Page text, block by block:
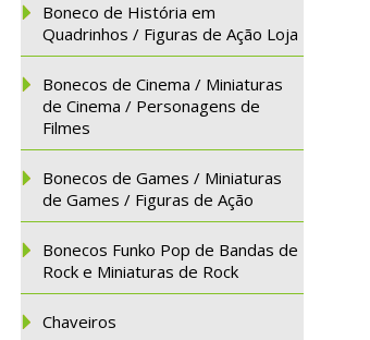
Boneco de História em
Quadrinhos / Figuras de Ação Loja
Bonecos de Cinema / Miniaturas
de Cinema / Personagens de
Filmes
Bonecos de Games / Miniaturas
de Games / Figuras de Ação
Bonecos Funko Pop de Bandas de
Rock e Miniaturas de Rock
Chaveiros